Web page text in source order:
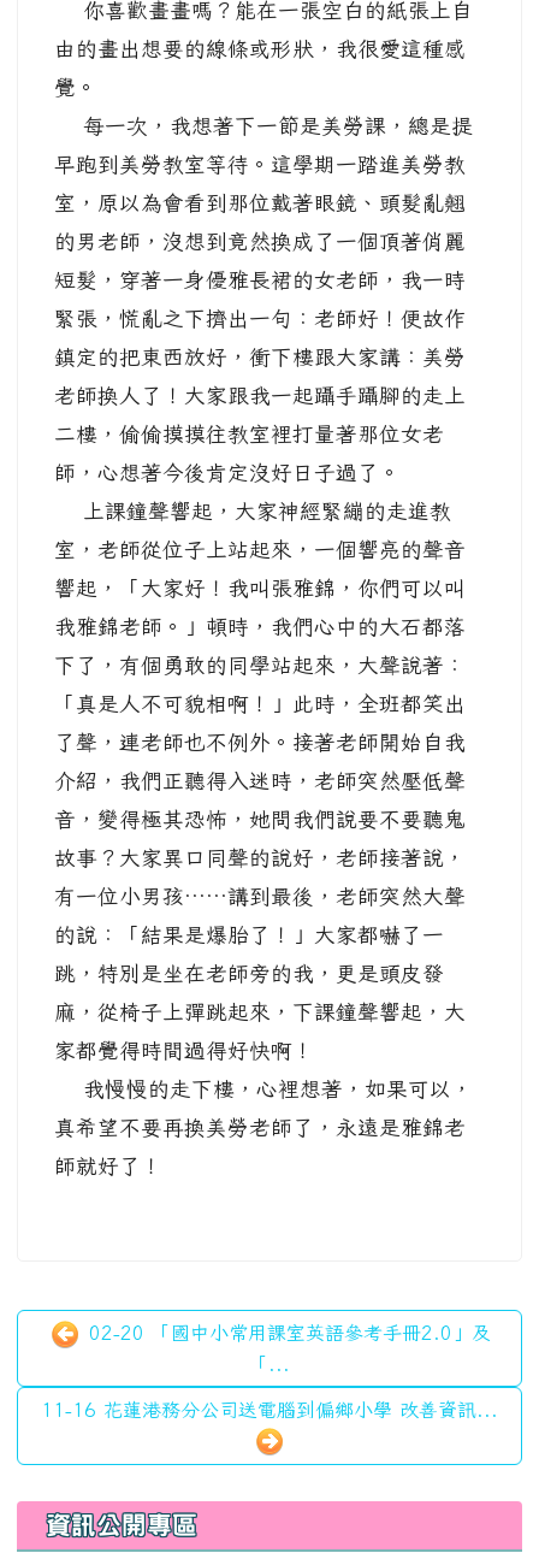
你喜歡畫畫嗎？能在一張空白的紙張上自
由的畫出想要的線條或形狀，我很愛這種感
覺。
每一次，我想著下一節是美勞課，總是提
早跑到美勞教室等待。這學期一踏進美勞教
室，原以為會看到那位戴著眼鏡、頭髮亂翹
的男老師，沒想到竟然換成了一個頂著俏麗
短髮，穿著一身優雅長裙的女老師，我一時
緊張，慌亂之下擠出一句：老師好！便故作
鎮定的把東西放好，衝下樓跟大家講：美勞
老師換人了！大家跟我一起躡手躡腳的走上
二樓，偷偷摸摸往教室裡打量著那位女老
師，心想著今後肯定沒好日子過了。
上課鐘聲響起，大家神經緊繃的走進教
室，老師從位子上站起來，一個響亮的聲音
響起，「大家好！我叫張雅錦，你們可以叫
我雅錦老師。」頓時，我們心中的大石都落
下了，有個勇敢的同學站起來，大聲說著：
「真是人不可貌相啊！」此時，全班都笑出
了聲，連老師也不例外。接著老師開始自我
介紹，我們正聽得入迷時，老師突然壓低聲
音，變得極其恐怖，她問我們說要不要聽鬼
故事？大家異口同聲的說好，老師接著說，
有一位小男孩……講到最後，老師突然大聲
的說：「結果是爆胎了！」大家都嚇了一
跳，特別是坐在老師旁的我，更是頭皮發
麻，從椅子上彈跳起來，下課鐘聲響起，大
家都覺得時間過得好快啊！
我慢慢的走下樓，心裡想著，如果可以，
真希望不要再換美勞老師了，永遠是雅錦老
師就好了！
02-20 「國中小常用課室英語參考手冊2.0」及
「...
11-16 花蓮港務分公司送電腦到偏鄉小學 改善資訊...
左邊區域內容
資訊公開專區